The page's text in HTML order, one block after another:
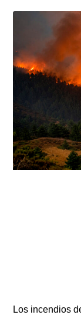
Los incendios